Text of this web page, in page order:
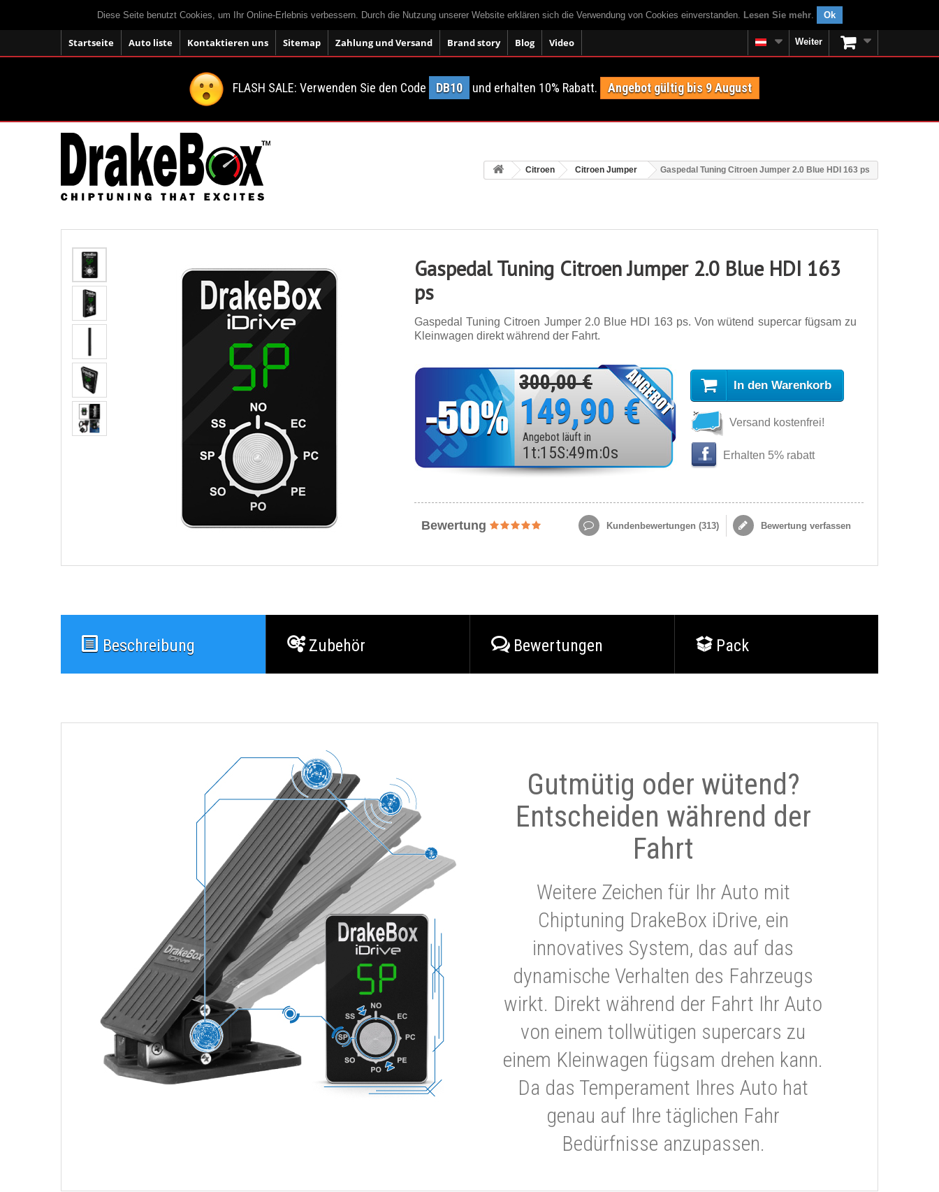
Diese Seite benutzt Cookies, um Ihr Online-Erlebnis verbessern. Durch die Nutzung unserer Website erklären sich die Verwendung von Cookies einverstanden. Lesen Sie mehr. Ok
Startseite Auto liste Kontaktieren uns Sitemap Zahlung und Versand Brand story Blog Video Weiter
FLASH SALE: Verwenden Sie den Code DB10 und erhalten 10% Rabatt. Angebot gültig bis 9 August
Citroen Citroen Jumper Gaspedal Tuning Citroen Jumper 2.0 Blue HDI 163 ps
Gaspedal Tuning Citroen Jumper 2.0 Blue HDI 163
ps
Gaspedal Tuning Citroen Jumper 2.0 Blue HDI 163 ps. Von wütend supercar fügsam zu
Kleinwagen direkt während der Fahrt.
300,00 €
149,90 €
Angebot läuft in
1 t:15S:48m:58
In den Warenkorb
Versand kostenfrei!
Erhalten 5% rabatt
Bewertung Kundenbewertungen (313) Bewertung verfassen
Beschreibung Zubehör Bewertungen Pack
Gutmütig oder wütend?
Entscheiden während der
Fahrt
Weitere Zeichen für Ihr Auto mit
Chiptuning DrakeBox iDrive, ein
innovatives System, das auf das
dynamische Verhalten des Fahrzeugs
wirkt. Direkt während der Fahrt Ihr Auto
von einem tollwütigen supercars zu
einem Kleinwagen fügsam drehen kann.
Da das Temperament Ihres Auto hat
genau auf Ihre täglichen Fahr
Bedürfnisse anzupassen.